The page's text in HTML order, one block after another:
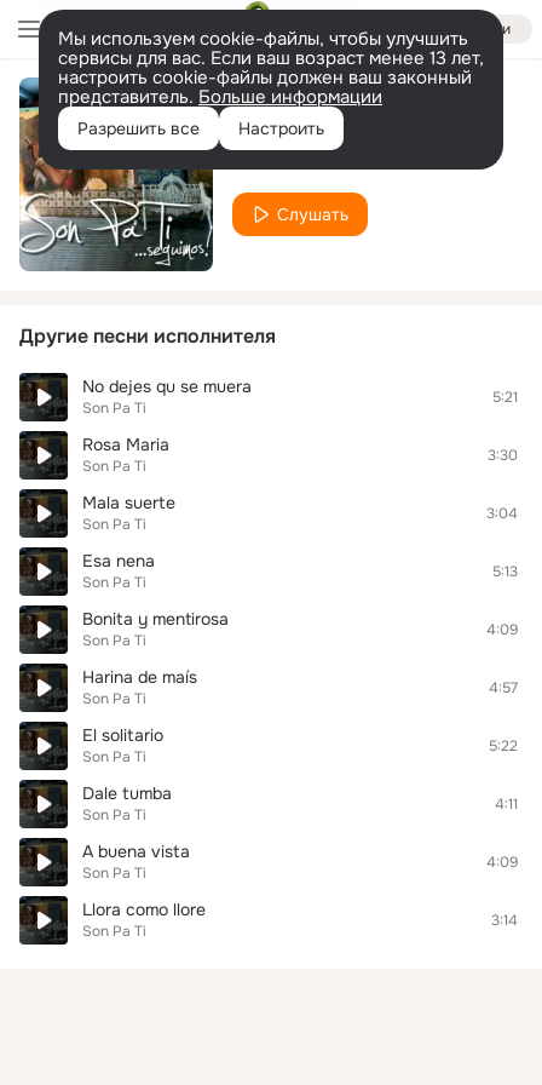
Войти
Мы используем cookie-файлы, чтобы улучшить
сервисы для вас. Если ваш возраст менее 13 лет,
настроить cookie-файлы должен ваш законный
представитель. Больше информации
Разрешить все Настроить
Fragilidad
Слушать
Другие песни исполнителя
No dejes qu se muera
Son Pa Ti
5:21
Rosa Maria
Son Pa Ti
3:30
Mala suerte
Son Pa Ti
3:04
Esa nena
Son Pa Ti
5:13
Bonita y mentirosa
Son Pa Ti
4:09
Harina de maís
Son Pa Ti
4:57
El solitario
Son Pa Ti
5:22
Dale tumba
Son Pa Ti
4:11
A buena vista
Son Pa Ti
4:09
Llora como llore
Son Pa Ti
3:14